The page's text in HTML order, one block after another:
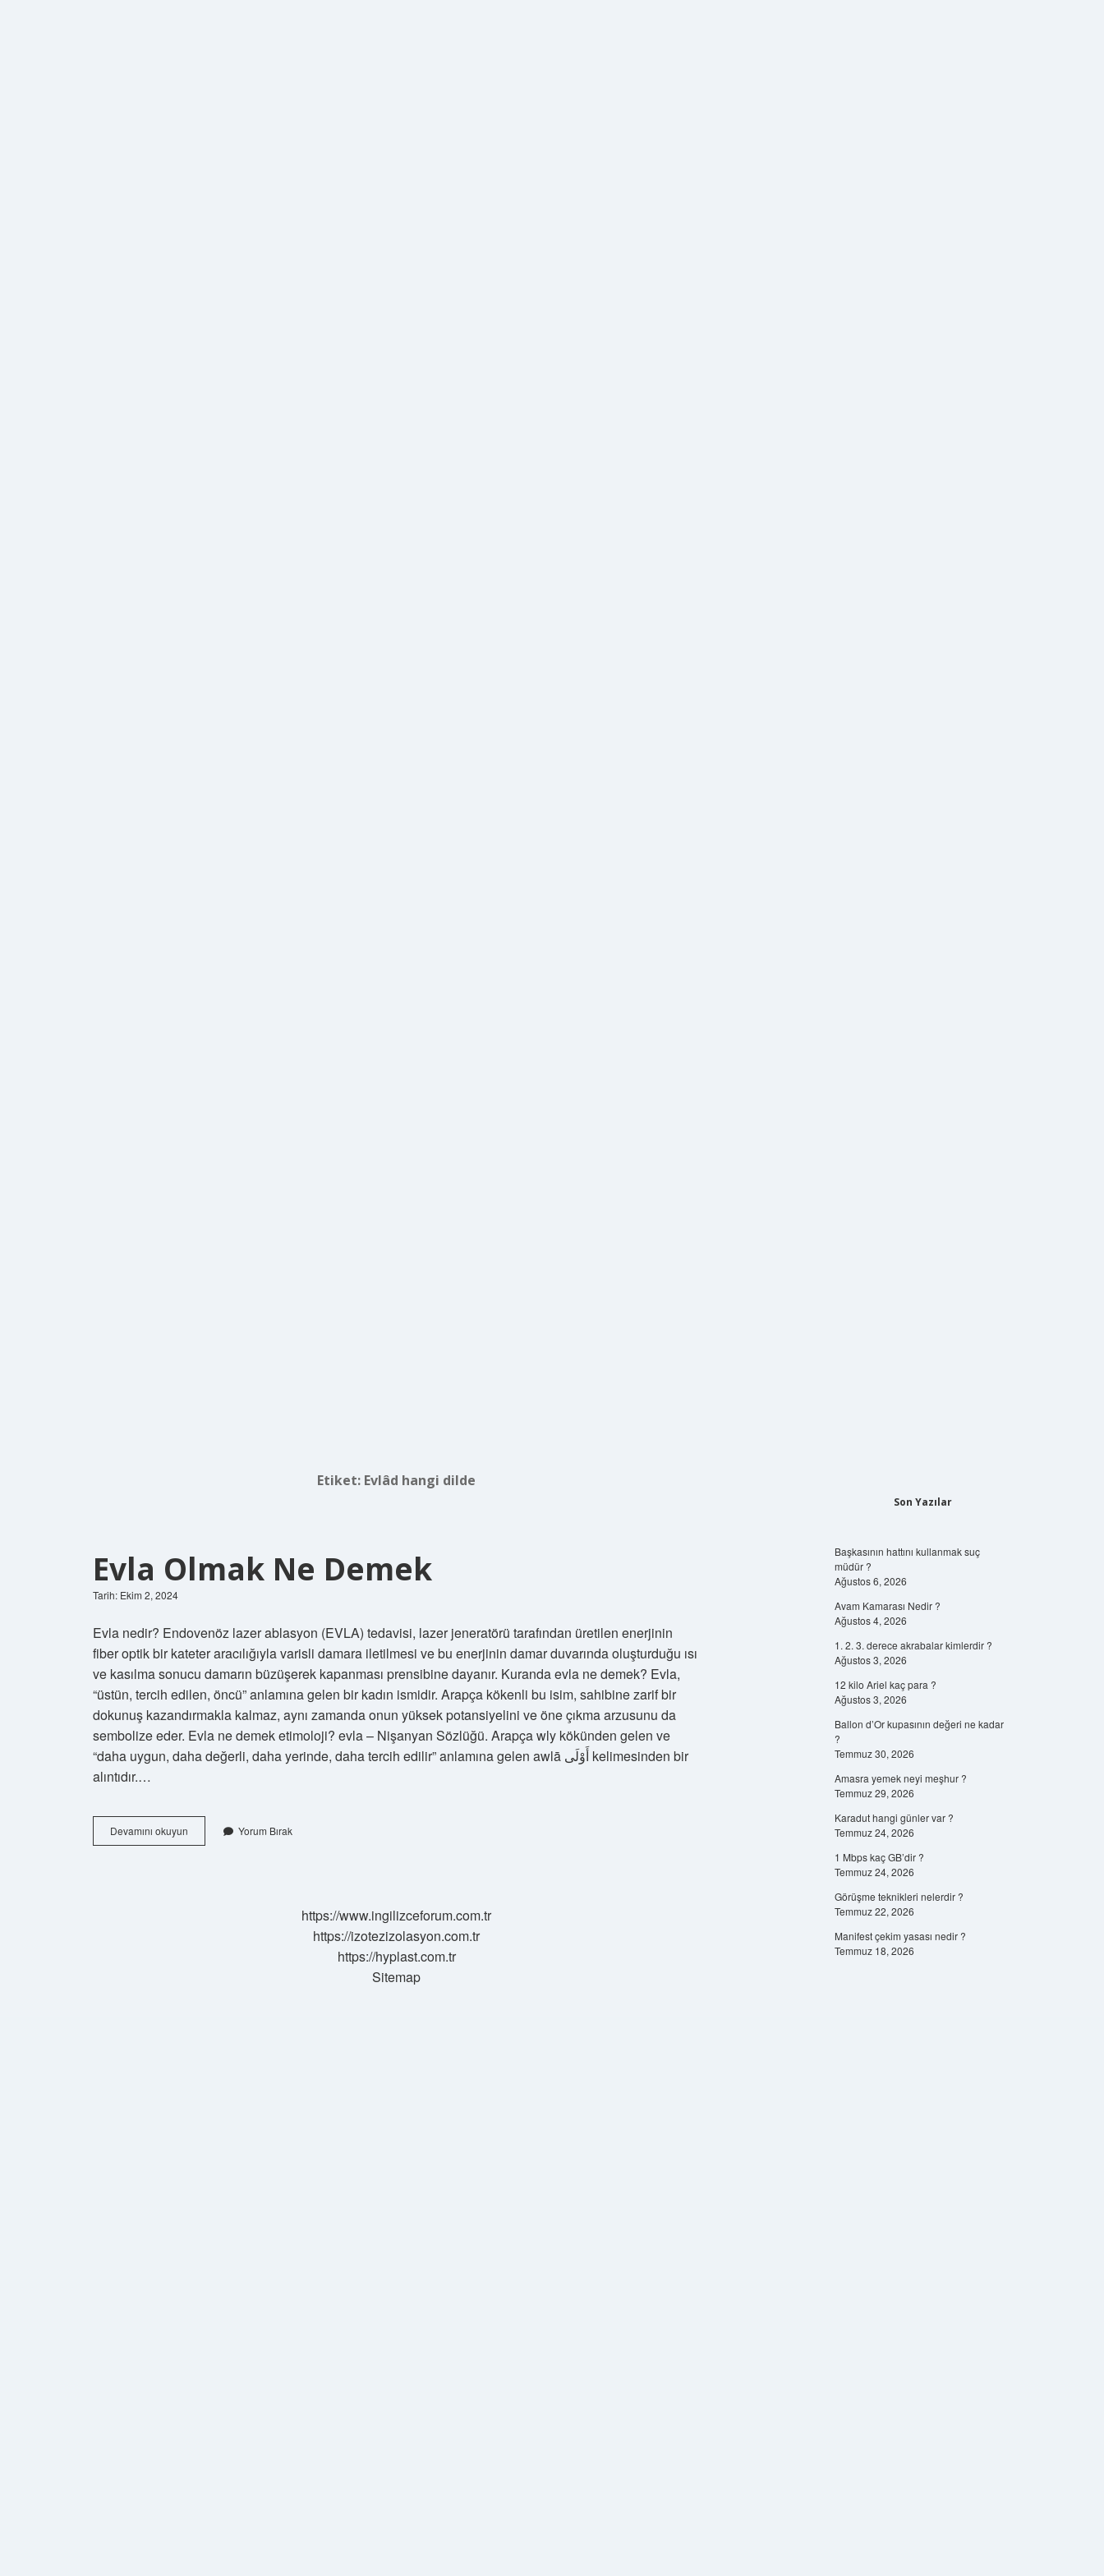
Etiket: Evlâd hangi dilde
Evla Olmak Ne Demek
Tarih: Ekim 2, 2024
Evla nedir? Endovenöz lazer ablasyon (EVLA) tedavisi, lazer jeneratörü tarafından üretilen enerjinin
fiber optik bir kateter aracılığıyla varisli damara iletilmesi ve bu enerjinin damar duvarında oluşturduğu ısı
ve kasılma sonucu damarın büzüşerek kapanması prensibine dayanır. Kuranda evla ne demek? Evla,
“üstün, tercih edilen, öncü” anlamına gelen bir kadın ismidir. Arapça kökenli bu isim, sahibine zarif bir
dokunuş kazandırmakla kalmaz, aynı zamanda onun yüksek potansiyelini ve öne çıkma arzusunu da
sembolize eder. Evla ne demek etimoloji? evla – Nişanyan Sözlüğü. Arapça wly kökünden gelen ve
“daha uygun, daha değerli, daha yerinde, daha tercih edilir” anlamına gelen awlā أَوْلَى kelimesinden bir
alıntıdır.…
Devamını okuyun
Olmak
Yorum Bırak
https://www.ingilizceforum.com.tr
https://izotezizolasyon.com.tr
https://hyplast.com.tr
Sitemap
Son Yazılar
Başkasının hattını kullanmak suç
müdür ?
Ağustos 6, 2026
Avam Kamarası Nedir ?
Ağustos 4, 2026
1. 2. 3. derece akrabalar kimlerdir ?
Ağustos 3, 2026
12 kilo Ariel kaç para ?
Ağustos 3, 2026
Ballon d’Or kupasının değeri ne kadar
?
Temmuz 30, 2026
Amasra yemek neyi meşhur ?
Temmuz 29, 2026
Karadut hangi günler var ?
Temmuz 24, 2026
1 Mbps kaç GB’dir ?
Temmuz 24, 2026
Görüşme teknikleri nelerdir ?
Temmuz 22, 2026
Manifest çekim yasası nedir ?
Temmuz 18, 2026